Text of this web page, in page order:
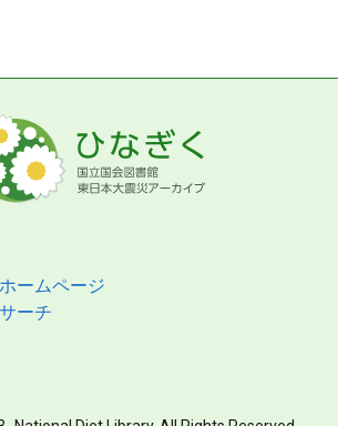
ームページ
ーチ